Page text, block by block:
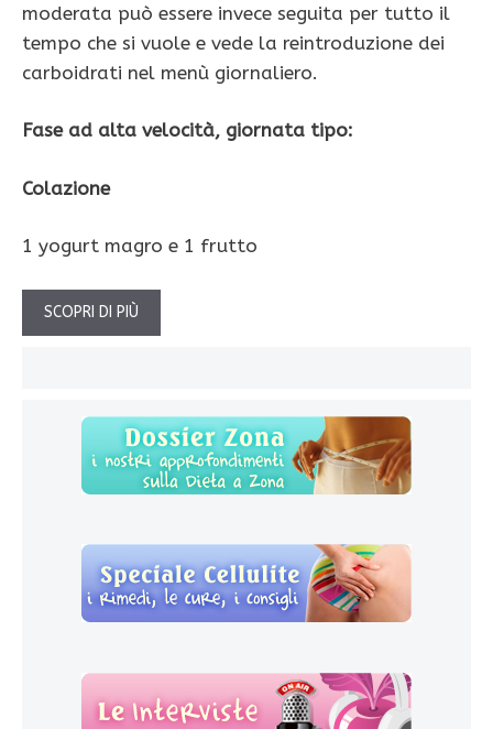
moderata può essere invece seguita per tutto il
tempo che si vuole e vede la reintroduzione dei
carboidrati nel menù giornaliero.
Fase ad alta velocità, giornata tipo:
Colazione
1 yogurt magro e 1 frutto
SCOPRI DI PIÙ